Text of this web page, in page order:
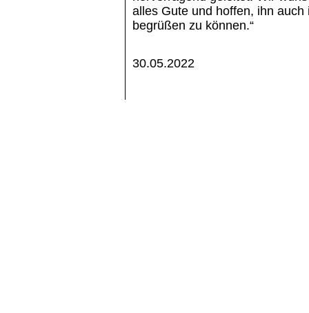
alles Gute und hoffen, ihn
begrüßen zu können.“
30.05.2022